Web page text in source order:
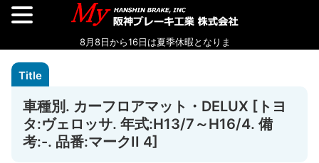
車種別. カーフロアマット・DELUX [トヨ
タ:ヴェロッサ. 年式:H13/7～H16/4. 備
考:-. 品番:マークII 4]